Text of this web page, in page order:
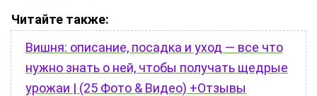
Читайте также:
Вишня: описание, посадка и уход — все что
нужно знать о ней, чтобы получать щедрые
урожаи | (25 Фото & Видео) +Отзывы